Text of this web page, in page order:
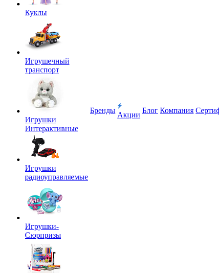
Куклы
Игрушечный
транспорт
Игрушки
Интерактивные
Игрушки
радиоуправляемые
Игрушки-
Сюрпризы
Бренды
Акции
Блог Компания